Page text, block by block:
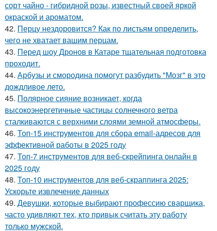
сорт чайно - гибридной розы, известный своей яркой
окраской и ароматом.
42. Перцу нездоровится? Как по листьям определить,
чего не хватает вашим перцам.
43. Перед шоу Дронов в Катаре тщательная подготовка
проходит.
44. Арбузы и смородина помогут разбудить "Мозг" в это
дождливое лето.
45. Полярное сияние возникает, когда
высокоэнергетичные частицы солнечного ветра
сталкиваются с верхними слоями земной атмосферы.
46. Топ-15 инструментов для сбора email-адресов для
эффективной работы в 2025 году
47. Топ-7 инструментов для веб-скрейпинга онлайн в
2025 году
48. Топ-10 инструментов для веб-скраппинга 2025:
Ускорьте извлечение данных
49. Девушки, которые выбирают профессию сварщика,
часто удивляют тех, кто привык считать эту работу
только мужской.